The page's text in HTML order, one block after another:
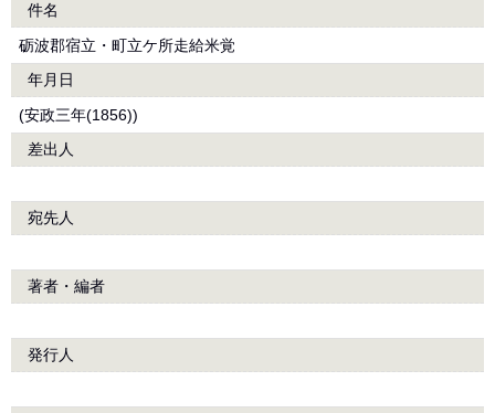
件名
砺波郡宿立・町立ケ所走給米覚
年月日
(安政三年(1856))
差出人
宛先人
著者・編者
発行人